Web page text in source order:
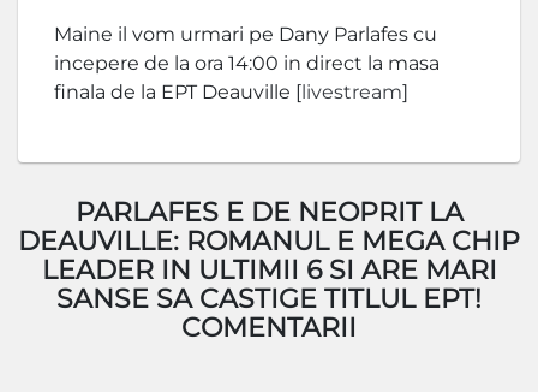
Maine il vom urmari pe Dany Parlafes cu
incepere de la ora 14:00 in direct la masa
finala de la EPT Deauville [livestream]
PARLAFES E DE NEOPRIT LA
DEAUVILLE: ROMANUL E MEGA CHIP
LEADER IN ULTIMII 6 SI ARE MARI
SANSE SA CASTIGE TITLUL EPT!
COMENTARII